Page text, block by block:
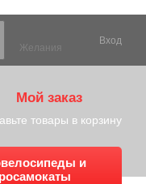
Желания
Вход
Мой заказ
товары в корзину
и